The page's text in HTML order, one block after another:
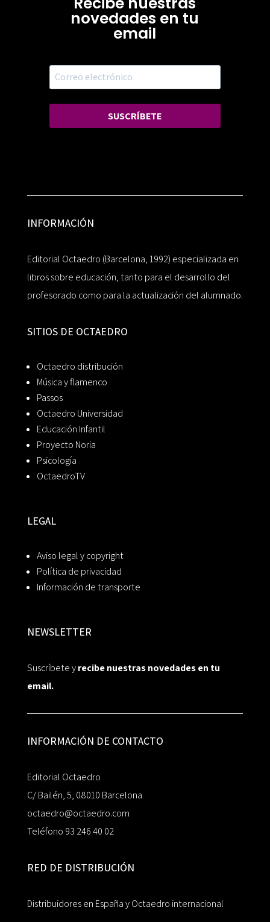
novedades en tu
email
SUSCRÍBETE
INFORMACIÓN
Editorial Octaedro (Barcelona, 1992) especializada en
libros sobre educación, tanto para el desarrollo del
profesorado como para la actualización del alumnado.
SITIOS DE OCTAEDRO
Octaedro distribución
Música y flamenco
Passos
Octaedro Universidad
Educación Infantil
Proyecto Noria
Psicología
OctaedroTV
LEGAL
Aviso legal y copyright
Política de privacidad
Información de transporte
NEWSLETTER
Suscríbete yrecibe nuestras novedades en tu
email.
INFORMACIÓN DE CONTACTO
Editorial Octaedro
C/ Bailén, 5, 08010 Barcelona
octaedro@octaedro.com
Teléfono 93 246 40 02
RED DE DISTRIBUCIÓN
Distribuidores en España y Octaedro internacional